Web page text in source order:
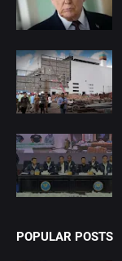
POPULAR POSTS